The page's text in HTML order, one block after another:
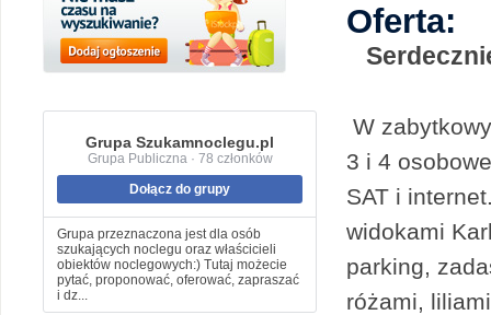
Grupa Szukamnoclegu.pl
Grupa Publiczna · 78 członków
Dołącz do grupy
Grupa przeznaczona jest dla osób
szukających noclegu oraz właścicieli
obiektów noclegowych:) Tutaj możecie
pytać, proponować, oferować, zapraszać
i dz...
Oferta:
W
3 i 4
SAT i
widokami
parking,
różami,